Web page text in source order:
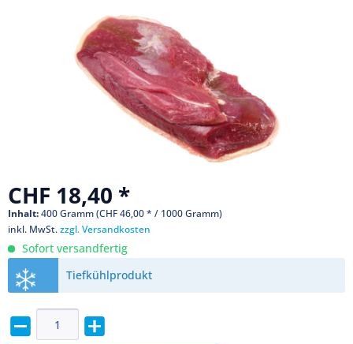
CHF 18,40 *
Inhalt:400 Gramm (CHF 46,00 * / 1000 Gramm)
inkl. MwSt.zzgl. Versandkosten
Sofort versandfertig
Tiefkühlprodukt